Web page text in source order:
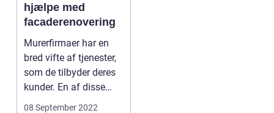
hjælpe med
facaderenovering
Murerfirmaer har en
bred vifte af tjenester,
som de tilbyder deres
kunder. En af disse
tjenester er ...
08 September 2022